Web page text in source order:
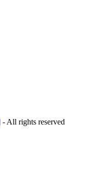
- All rights reserved